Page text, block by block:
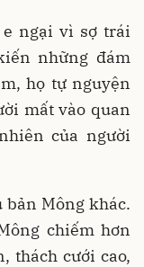
ngại vì sợ trái
những đám
họ tự nguyện
mất vào quan
của người
bản Mông khác.
chiếm hơn
thách cưới cao,